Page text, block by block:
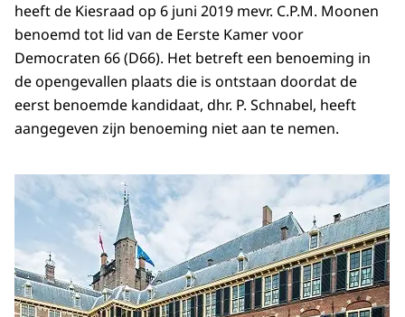
heeft de Kiesraad op 6 juni 2019 mevr. C.P.M. Moonen
benoemd tot lid van de Eerste Kamer voor
Democraten 66 (D66). Het betreft een benoeming in
de opengevallen plaats die is ontstaan doordat de
eerst benoemde kandidaat, dhr. P. Schnabel, heeft
aangegeven zijn benoeming niet aan te nemen.